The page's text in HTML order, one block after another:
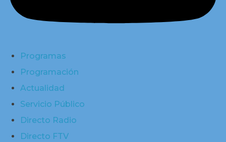
Programas
Programación
Actualidad
Servicio Público
Directo Radio
Directo FTV